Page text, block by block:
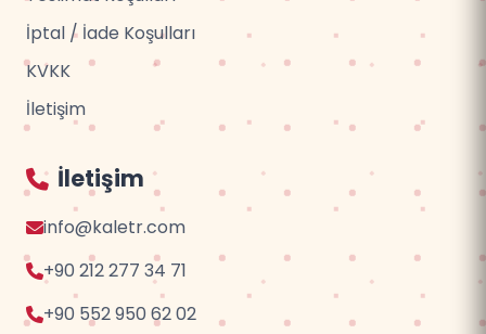
İptal / İade Koşulları
KVKK
İletişim
İletişim
info@kaletr.com
+90 212 277 34 71
+90 552 950 62 02